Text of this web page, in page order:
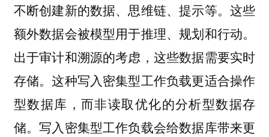
不断创建新的数据、思维链、提示等。这些
额外数据会被模型用于推理、规划和行动。
出于审计和溯源的考虑，这些数据需要实时
存储。这种写入密集型工作负载更适合操作
型数据库，而非读取优化的分析型数据存
储。写入密集型工作负载会给数据库带来更